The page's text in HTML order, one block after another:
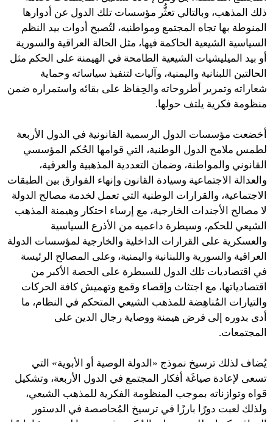
ذلك المذهب، وبالتالي تعثُّر مؤسسات تلك الدول عن أدوارها
المنوطة بها تجاه المجتمع ومواطنيه، لتُصبح أدوات بيد النظم
السياسية الشيعية الحاكمة فيها، مثل الحالة العراقية والسورية
أو بيد الميليشيات الشيعية الطامحة في الهيمنة على الحكم مثل
الحالتين اللبنانية واليمنية، وآليات لتنفيذ سياساته وحماية
شعاراته وتمرير أطروحاته والحِفاظ على بقائه واستمراره ضمن
منظومة فكرية يلتف حولها.
أخضعت مؤسسات الدول الرسمية القانونية في الدول الأربعة
لطمس ملامح الدول الوطنية، التي قوامها الحُكم المؤسسي
القانوني والمواطنة، وضمان التعددية المذهبية والعرقية،
والعدالة الاجتماعية وسيادة القانون وإنهاء الفوارق بين الطبقات
الاجتماعية، والقرارات الوطنية التي تعمل لخدمة مصالح الدولة
لا مصالح الأجندات الخارجية، مع إرساء احتكار وهيمنة المذهب
الشيعي للحكم، وسيطرة داعميه من الأذرع السياسية
والعسكرية على القرارات الداخلية والخارجية لمؤسسات الدولة
العراقية والسورية واللبنانية واليمنية، وعلى المصالح الرئيسة
في اقتصاديات تلك الدول للسيطرة على الحصة الأكبر من
اقتصادياتها، مع اجتثاث وإقصاء وقمع وتهميش كافة الحركات
والتيارات المُناهِضة للمذهب الشيعي المتحكم في النظام، ما
أدى بدوره إلى فرض هيمنة ووصاية رجال الدين على
المجتمعات.
يُضاف لذلك ترسيخ نموذج «الدولة الوصية أو الأبوية» التي
تسعى لإعادة صياغَة أفكار المجتمع في الدول الأربعة، وتشكيل
قواه وتوازناته بموجب المنظومة الفكرية للمذهب الشيعي،
ولذلك لعبت دورًا بارزًا في ترسيخ المُحاصصة في الدستور